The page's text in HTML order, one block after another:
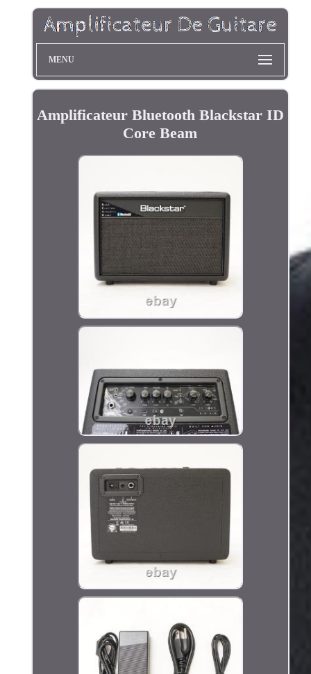
MENU
Amplificateur Bluetooth Blackstar ID
Core Beam